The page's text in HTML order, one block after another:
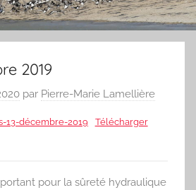
2019
par Pierre-Marie Lamellière
13-décembre-2019 Télécharger
pour la sûreté hydraulique